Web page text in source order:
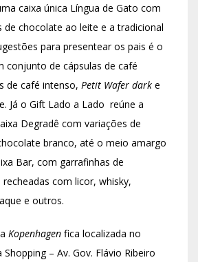
caixa única Língua de Gato com
de chocolate ao leite e a tradicional
para presentear os pais é o
conjunto de cápsulas de café
de café intenso, Petit Wafer dark e
Já o Gift Lado a Lado reúne a
Degradê com variações de
branco, até o meio amargo
Bar, com garrafinhas de
com licor, whisky,
e outros.
Kopenhagen fica localizada no
– Av. Gov. Flávio Ribeiro